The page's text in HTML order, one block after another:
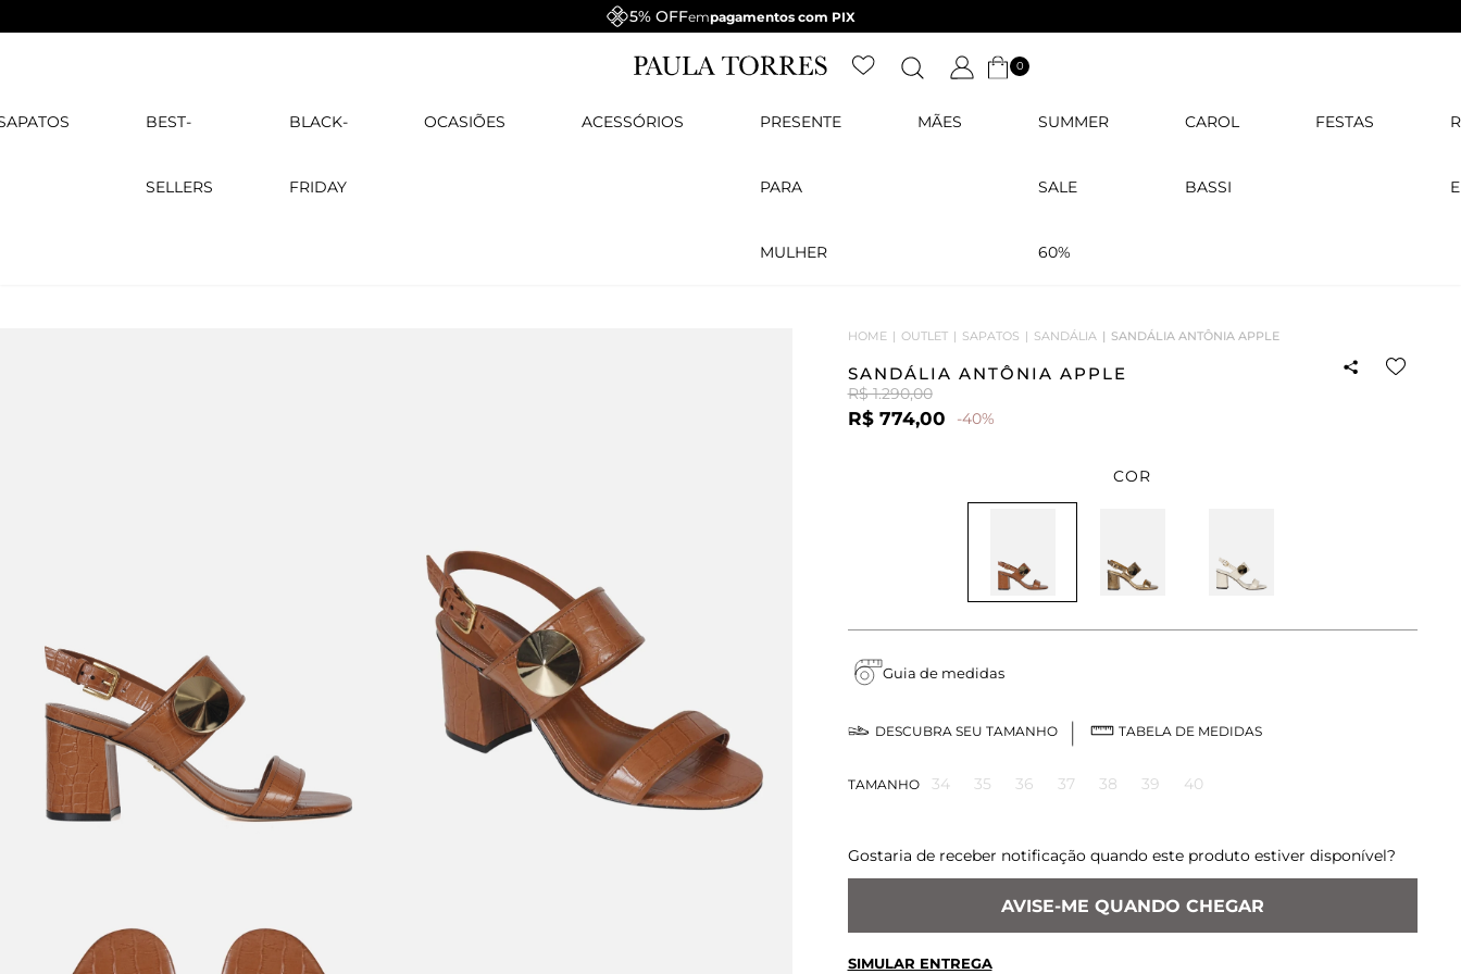
5% OFFempagamentos com PIX
0
BEST-
SELLERS
BLACK-
FRIDAY
OCASIÕES ACESSÓRIOS PRESENTE
PARA
MULHER
MÃES SUMMER
SALE
60%
CAROL
BASSI
FESTAS
HOME OUTLET SAPATOS SANDÁLIA SANDÁLIA ANTÔNIA APPLE
SANDÁLIA ANTÔNIA APPLE
R$ 1.290,00
R$ 774,00 -40%
COR
Guia de medidas
DESCUBRA SEU TAMANHO TABELA DE MEDIDAS
TAMANHO 34 35 36 37 38 39 40
Gostaria de receber notificação quando este produto estiver disponível?
AVISE-ME QUANDO CHEGAR
SIMULAR ENTREGA